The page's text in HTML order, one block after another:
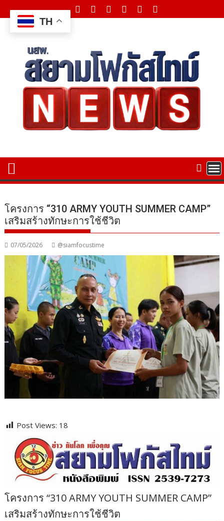
to
content
โครงการ “310 ARMY YOUTH SUMMER CAMP”
เสริมสร้างทักษะการใช้ชีวิต
07/05/2026 @siamfocustime
Post Views: 18
โครงการ “310 ARMY YOUTH SUMMER CAMP”
เสริมสร้างทักษะการใช้ชีวิต
TH